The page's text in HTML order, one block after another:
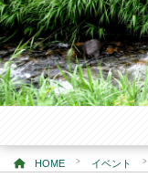
to
content
HOME > イベント >